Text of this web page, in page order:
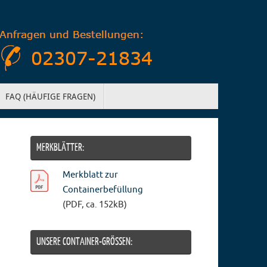
FAQ (HÄUFIGE FRAGEN)
MERKBLÄTTER:
Merkblatt zur
Containerbefüllung
(PDF, ca. 152kB)
UNSERE CONTAINER-GRÖSSEN: